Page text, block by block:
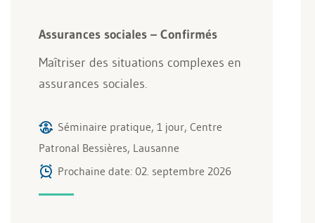
Assurances sociales – Confirmés
Maîtriser des situations complexes en
assurances sociales.
Séminaire pratique, 1 jour, Centre
Patronal Bessières, Lausanne
Prochaine date: 02. septembre 2026